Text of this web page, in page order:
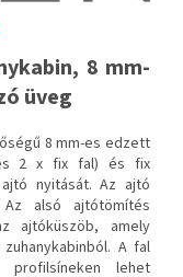
8 mm-
üveg
8 mm-es edzett
2 x fix fal) és fix
nyitását. Az ajtó
alsó ajtótömítés
ajtóküszöb, amely
A fal
lehet